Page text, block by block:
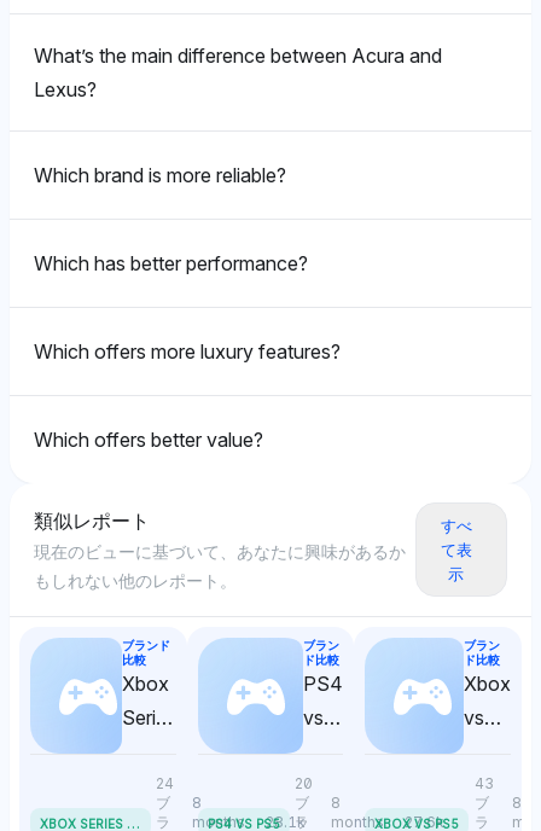
点が当てられていることを示唆しています。その中立的
与え、ホンダと共に、トヨタは3％、BMWおよびメル
セデス・ベンツ（各1％）の軽微な言及があり、贅沢な
す。その中立的なトーンは比較的アプローチを反映し、
他のプレミアムブランドとの暗黙の贅沢な一致から、レ
す。
な理由は示されておらず、焦点は均等に分配され、どち
割り当て、アキュラの親であるホンダやレクサスの親で
は中立的で、エコシステムや信頼性要因を強調してお
視性シェアを割り当てており、特にレクサスをプレミア
ムオーディオブランドであるマーク・レビンソンに結び
の間でのバランスの取れた比較を示しています。
Grok
グロックはアキュラとレクサスに4％の可視性を等しく
方、アキュラは信頼性の手がかりでホンダと関連づけら
チャットGPTはアキュラとレクサスの両方に4％の可視
性シェアを与え、顕著性において中立的であり、プレミ
アム機能に対するマーク・レビンソンとの強い関連を通
じて、レクサスにわずかに支持を示しています。感情ト
ーンは両者に対してポジティブで、贅沢セグメントにお
ける競争的な地位に焦点を当てています。
ジェミニはアキュラとレクサスを4％の可視性シェアで
確な favoritism はありません。その中立的なトーン
は、3つのブランドの中での優位性についての特定の選
い可視性（4％）を割り当て、親ブランドであるトヨタ
連に焦点を当てており、いずれのブランドにも特定の優
ディープシークはアキュラ、インフィニティ、レクサス
を4％の可視性で等しく重視し、中立的な感情を維持し
ています。特定の選好を示さず、差別化のないブランド
の関連に焦点を当てています。
Chatgpt
チャットGPTはアキュラ、インフィニティ、レクサス
に等しい可視性（4％）を与え、中立的なトーンを示
し、偏見や選好はありません。追加のブランドなしに焦
点を合わせたデータセットは、3つのブランド間の直接
What’s the main difference between Acura and
Lexus?
Which brand is more reliable?
Which has better performance?
Which offers more luxury features?
Which offers better value?
類似レポート
現在のビューに基づいて、あなたに興味があるか
もしれない他のレポート。
すべ
て表
示
ブランド
比較
Xbox
Series
X vs
Series
S X
BOX SERIES X VS SERIES S
24
ブ
ラ
8
months
28.1k
ブラン
ド比較
PS4
vs
PS4 VS PS5
20
ブ
ラ
8
months
27.6k
ブラン
ド比較
Xbox
vs
PS5
XBOX VS PS5
43
ブ
ラ
8